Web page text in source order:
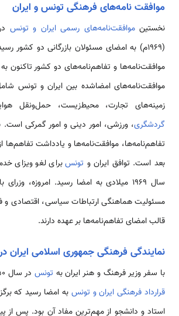
موافقت نامه‌های فرهنگی تونس و ایران
نخستینموافقت‌نامه‌های رسمی ایران و تونس
(۱۹۶۹م) به امضای مسئولان بازرگانی دو کشور
موافقت‌نامه‌ها و تفاهم‌نامه‌های دو کشور تاکنون
زمینه‌های تجارت، محیط‌زیست، حمل‌ونقل
گردشگری، ورزشی، امور دینی و امور گمرکی
بعد است. توافق ایران و تونسبرای لغو ویزای
سال ۱۹۶۹ میلادی به امضا رسید. امروزه، وزرای بازرگانی ایران و
مسئولیت هماهنگی ارتباطات سیاسی، اقتصادی و
قالب امضای تفاهم‌نامه‌ها بر عهده دارند.
نمایندگی فرهنگی جمهوری اسلامی ایران
با سفر وزیر فرهنگ و هنر ایران به تونس در سال ۱۳۵۰ شمسی، نخستین
قرارداد فرهنگی ایران و تونس به امضا رسید که
استاد و دانشجو از مهم‌ترین مفاد آن بود. پس از